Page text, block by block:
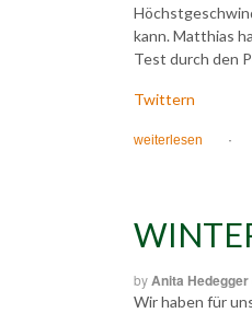
kann. Matthias
Test durch
Twittern
weiterlesen ·
byAnita Hedegger
Wir haben für